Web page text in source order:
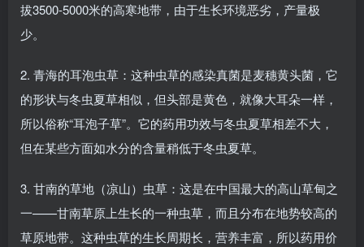
拔3500-5000米的高寒地带，由于生长环境恶劣，产量极
少。
2. 青海的耳泡虫草：这种虫草的感染真菌是麦穗黄头菌，它
的形状与冬虫夏草相似，但头部是黄色，就像大耳朵一样，
所以俗称“耳泡子草”。它的药用功效与冬虫夏草相差不大，
但在某些方面如水分的含量稍低于冬虫夏草。
3. 甘南的草地（凉山）虫草：这是在中国最大的高山草甸之
一——甘南草原上生长的一种虫草，而且分布在地势较高的
草原地带。这种虫草的生长周期长，营养丰富，所以药用价